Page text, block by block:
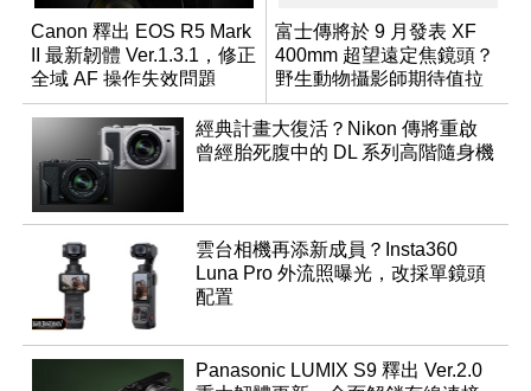
Canon 釋出 EOS R5 Mark
II 最新韌體 Ver.1.3.1，修正
全域 AF 操作失效問題
富士傳將於 9 月發表 XF
400mm 超望遠定焦鏡頭？
野生動物攝影師期待值拉
滿
經典計畫大復活？Nikon 傳將重啟
曾經胎死腹中的 DL 系列高階隨身機
雲台相機再添新成員？Insta360
Luna Pro 外流照曝光，改採單鏡頭
配置
Panasonic LUMIX S9 釋出 Ver.2.0